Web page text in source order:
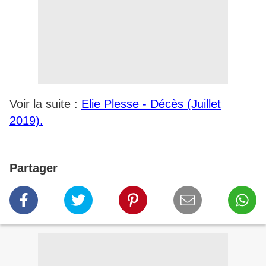
Voir la suite : Elie Plesse - Décès (Juillet
2019).
Partager